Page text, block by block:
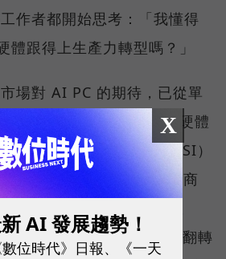
作者都開始思考：「我懂得
跟得上生產力轉型嗎？」
場對 AI PC 的期待，已從單
擴展到如何將 AI 算力、硬體
無縫整合。微星科技（MSI）
14 Flip AI+，正是專為商
造的解方。它結合了微軟
本地端 AI 運算、2-in-1 翻轉
X
AI 發展趨勢！
位時代》日報、《一天